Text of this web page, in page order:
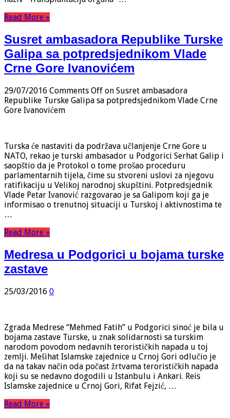
Read More »
Susret ambasadora Republike Turske
Galipa sa potpredsjednikom Vlade
Crne Gore Ivanovićem
29/07/2016 Comments Off on Susret ambasadora
Republike Turske Galipa sa potpredsjednikom Vlade Crne
Gore Ivanovićem
Turska će nastaviti da podržava učlanjenje Crne Gore u
NATO, rekao je turski ambasador u Podgorici Serhat Galip i
saopštio da je Protokol o tome prošao proceduru
parlamentarnih tijela, čime su stvoreni uslovi za njegovu
ratifikaciju u Velikoj narodnoj skupštini. Potpredsjednik
Vlade Petar Ivanović razgovarao je sa Galipom koji ga je
informisao o trenutnoj situaciji u Turskoj i aktivnostima te
…
Read More »
Medresa u Podgorici u bojama turske
zastave
25/03/2016 0
Zgrada Medrese “Mehmed Fatih” u Podgorici sinoć je bila u
bojama zastave Turske, u znak solidarnosti sa turskim
narodom povodom nedavnih terorističkih napada u toj
zemlji. Mešihat Islamske zajednice u Crnoj Gori odlučio je
da na takav način oda počast žrtvama terorističkih napada
koji su se nedavno dogodili u Istanbulu i Ankari. Reis
Islamske zajednice u Crnoj Gori, Rifat Fejzić, …
Read More »